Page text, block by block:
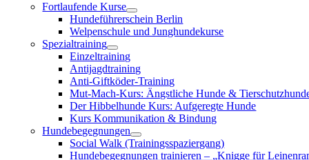
Fortlaufende Kurse
Hundeführerschein Berlin
Welpenschule und Junghundekurse
Spezialtraining
Einzeltraining
Antijagdtraining
Anti-Giftköder-Training
Mut-Mach-Kurs: Ängstliche Hunde &
Der Hibbelhunde Kurs: Aufgeregte Hunde
Kurs Kommunikation & Bindung
Hundebegegnungen
Social Walk (Trainingsspaziergang)
Hundebegegnungen trainieren – „Knigge für